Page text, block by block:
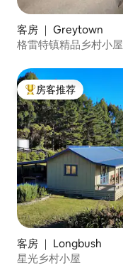
客房 ｜ Greytown
格雷特镇精品乡村小屋
热门「房客推荐」
房客推荐
客房 ｜ Longbush
星光乡村小屋